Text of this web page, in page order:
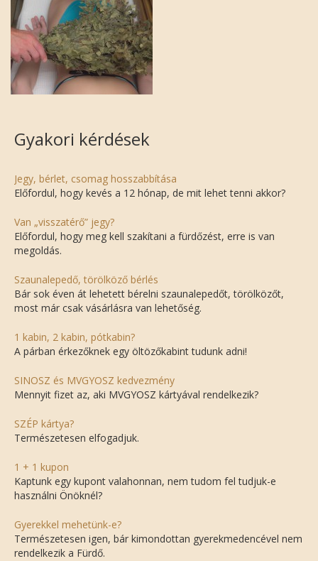
Gyakori kérdések
Jegy, bérlet, csomag hosszabbítása
Előfordul, hogy kevés a 12 hónap, de mit lehet tenni akkor?
Van „visszatérő” jegy?
Előfordul, hogy meg kell szakítani a fürdőzést, erre is van
megoldás.
Szaunalepedő, törölköző bérlés
Bár sok éven át lehetett bérelni szaunalepedőt, törölközőt,
most már csak vásárlásra van lehetőség.
1 kabin, 2 kabin, pótkabin?
A párban érkezőknek egy öltözőkabint tudunk adni!
SINOSZ és MVGYOSZ kedvezmény
Mennyit fizet az, aki MVGYOSZ kártyával rendelkezik?
SZÉP kártya?
Természetesen elfogadjuk.
1 + 1 kupon
Kaptunk egy kupont valahonnan, nem tudom fel tudjuk-e
használni Önöknél?
Gyerekkel mehetünk-e?
Természetesen igen, bár kimondottan gyerekmedencével nem
rendelkezik a Fürdő.